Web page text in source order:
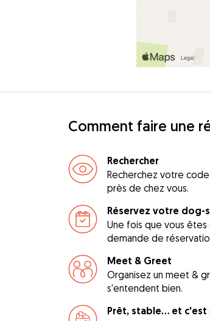
Comment faire une
Rechercher
Recherchez votre
près de chez vous.
Réservez votre dog-
Une fois que vous
demande de
Meet & Greet
Organisez un meet &
s'entendent bien.
Prêt, stable... et c'est